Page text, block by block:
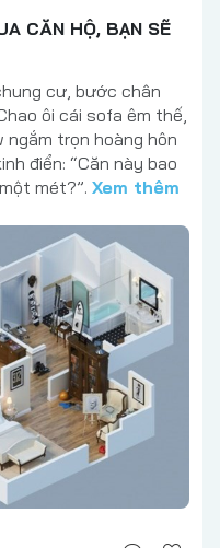
CĂN HỘ, BẠN SẼ
cư, bước chân
ôi cái sofa êm thế,
ngắm trọn hoàng hôn
điển: “Căn này bao
mét?”. Xem thêm